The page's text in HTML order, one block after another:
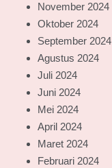
November 2024
Oktober 2024
September 2024
Agustus 2024
Juli 2024
Juni 2024
Mei 2024
April 2024
Maret 2024
Februari 2024